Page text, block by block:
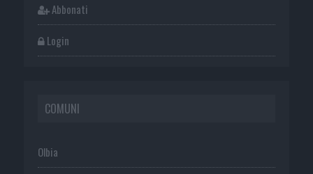
Abbonati
Login
COMUNI
Olbia